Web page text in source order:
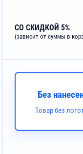
СО СКИДКОЙ 5%
(зависит от суммы в
Без
Товар без